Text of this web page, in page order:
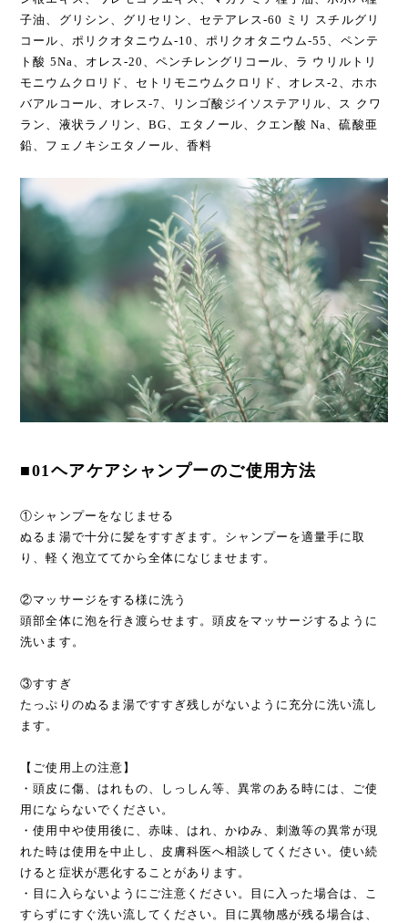
子油、グリシン、グリセリン、セテアレス-60 ミリ スチルグリ
コール、ポリクオタニウム-10、ポリクオタニウム-55、ペンテ
ト酸 5Na、オレス-20、ペンチレングリコール、ラ ウリルトリ
モニウムクロリド、セトリモニウムクロリド、オレス-2、ホホ
バアルコール、オレス-7、リンゴ酸ジイソステアリル、ス クワ
ラン、液状ラノリン、BG、エタノール、クエン酸 Na、硫酸亜
鉛、フェノキシエタノール、香料
■01ヘアケアシャンプーのご使用方法
①シャンプーをなじませる
ぬるま湯で十分に髪をすすぎます。シャンプーを適量手に取
り、軽く泡立ててから全体になじませます。
②マッサージをする様に洗う
頭部全体に泡を行き渡らせます。頭皮をマッサージするように
洗います。
③すすぎ
たっぷりのぬるま湯ですすぎ残しがないように充分に洗い流し
ます。
【ご使用上の注意】
・頭皮に傷、はれもの、しっしん等、異常のある時には、ご使
用にならないでください。
・使用中や使用後に、赤味、はれ、かゆみ、刺激等の異常が現
れた時は使用を中止し、皮膚科医へ相談してください。使い続
けると症状が悪化することがあります。
・目に入らないようにご注意ください。目に入った場合は、こ
すらずにすぐ洗い流してください。目に異物感が残る場合は、